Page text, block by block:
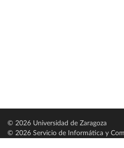
© 2026 Universidad de Zaragoza
© 2026 Servicio de Informática y